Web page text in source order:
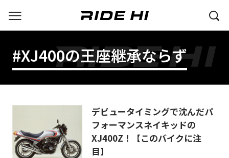
#XJ400の王座継承ならず
デビュータイミングで沈んだパ
フォーマンスネイキッドの
XJ400Z！【このバイクに注
目】